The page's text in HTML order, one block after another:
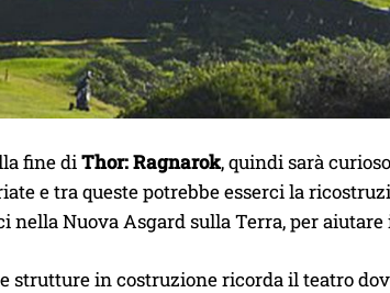
fine diThor: Ragnarok, quindi sarà
e tra queste potrebbe esserci la
Nuova Asgard sulla Terra, per aiutare
strutture in costruzione ricorda il teatro